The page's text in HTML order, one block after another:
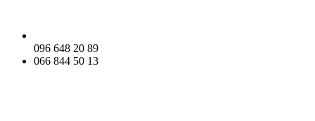
096 648 20 89
066 844 50 13